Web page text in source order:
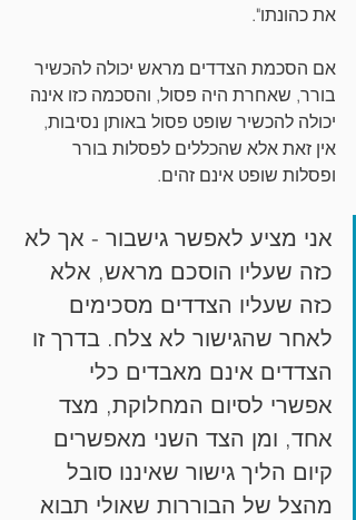
את כהונתו".
אם הסכמת הצדדים מראש יכולה להכשיר
בורר, שאחרת היה פסול, והסכמה כזו אינה
יכולה להכשיר שופט פסול באותן נסיבות,
אין זאת אלא שהכללים לפסלות בורר
ופסלות שופט אינם זהים.
אני מציע לאפשר גישבור - אך לא
כזה שעליו הוסכם מראש, אלא
כזה שעליו הצדדים מסכימים
לאחר שהגישור לא צלח. בדרך זו
הצדדים אינם מאבדים כלי
אפשרי לסיום המחלוקת, מצד
אחד, ומן הצד השני מאפשרים
קיום הליך גישור שאיננו סובל
מהצל של הבוררות שאולי תבוא